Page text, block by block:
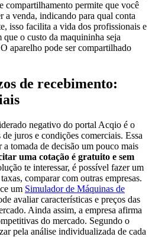
compartilhamento permite que você
a venda, indicando para qual conta
isso facilita a vida dos profissionais e
o custo da maquininha seja
aparelho pode ser compartilhado
de recebimento:
negativo do portal Acqio é o
juros e condições comerciais. Essa
tomada de decisão um pouco mais
uma cotação é gratuito e sem
te interessar, é possível fazer um
comparar com outras empresas.
um Simulador de Máquinas de
avaliar características e preços das
Ainda assim, a empresa afirma
do mercado. Segundo o
pela análise individualizada de cada